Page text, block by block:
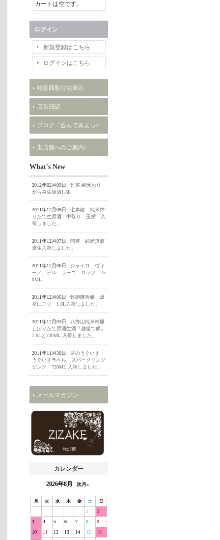
カートは空です。
ログイン
新規登録はこちら
ログインはこちら
特定商取引法表示
店長日記
ブログ゜呑んでみよっ♪
実店舗へのご案内♪
What's New
2012年02月09日
竹雀 純米おり
がらみ生原酒1.8L
2011年12月08日
七本鎗 純米搾
りたて生原酒 中取り 玉栄 入
荷しました。
2011年12月07日
開運 純米無濾
過生入荷しました。
2011年12月06日
ジャイロ ヴィ
ーノ デル ラーゴ ロッソ 75
0ML
2011年12月06日
鉄砲隊吟醸 爆
発にごり 1.8L入荷しました。
2011年12月03日
八海山純米吟醸
しぼりたて原酒生酒「越後で候」
1.8Lと720ML 入荷しました。
2011年11月30日
庭のうぐいす
うぐいすラベル スパークリング
ピンク 720ML 入荷しました。
メールマガジン
カレンダー
2026年8月 次月»
月 火 水 木 金 土 日
1
2
3
4 5 6 7 8
9
10
11 12 13 14 15
16